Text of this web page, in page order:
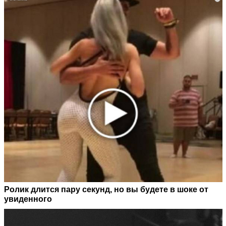
Ролик длится пару секунд, но вы будете в шоке от
увиденного